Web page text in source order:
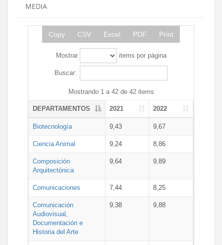
MEDIA
Copy CSV Excel PDF Print
Mostrar items por página
Buscar:
Mostrando 1 a 42 de 42 items
DEPARTAMENTOS 2021 2022
Biotecnología 9,43 9,67
Ciencia Animal 9,24 8,86
Composición
Arquitectónica
9,64 9,89
Comunicaciones 7,44 8,25
Comunicación
Audiovisual,
Documentación e
Historia del Arte
9,38 9,88